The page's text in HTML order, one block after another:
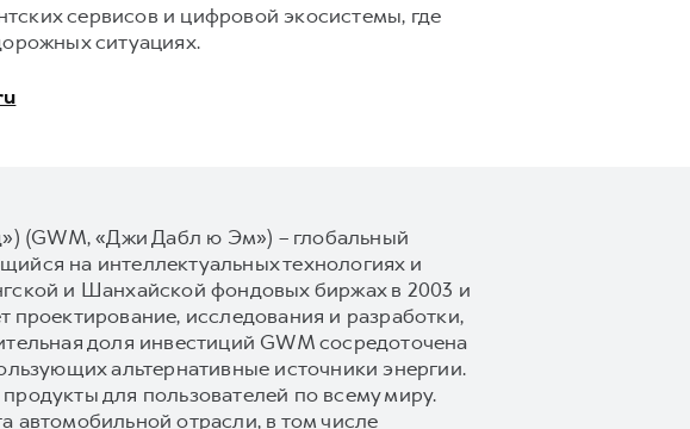
сервисов и цифровой экосистемы, где
ситуациях.
(GWM, «Джи Дабл ю Эм») – глобальный
на интеллектуальных технологиях и
и Шанхайской фондовых биржах в 2003 и
проектирование, исследования и разработки,
доля инвестиций GWM сосредоточена
альтернативные источники энергии.
для пользователей по всему миру.
автомобильной отрасли, в том числе